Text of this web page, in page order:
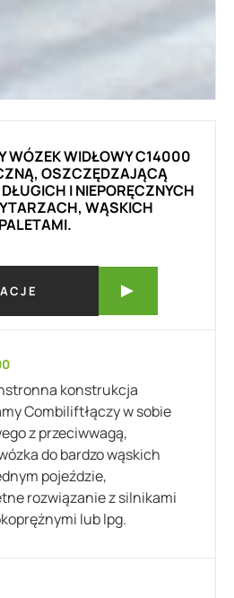
WÓZEK WIDŁOWYC14000
OSZCZĘDZAJĄCĄ
I NIEPORĘCZNYCH
WĄSKICH
konstrukcja
Combiliftłączy w sobie
z przeciwwagą,
do bardzo wąskich
pojeździe,
rozwiązanie z silnikami
lub lpg.